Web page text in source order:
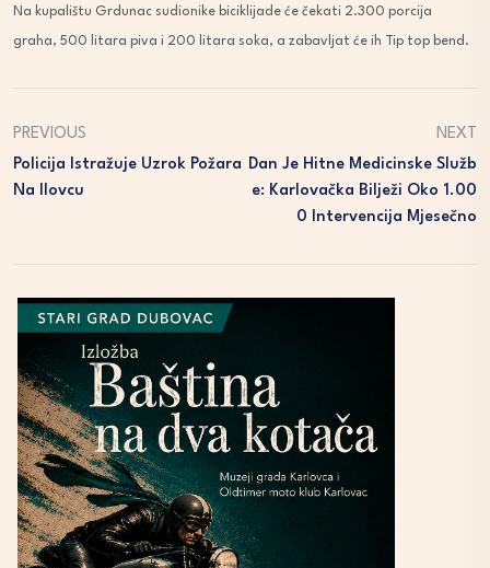
Na kupalištu Grdunac sudionike biciklijade će čekati 2.300 porcija
graha, 500 litara piva i 200 litara soka, a zabavljat će ih Tip top bend.
PREVIOUS
Policija Istražuje Uzrok Požara
Na Ilovcu
NEXT
Dan Je Hitne Medicinske Služb
E: Karlovačka Bilježi Oko 1.00
0 Intervencija Mjesečno